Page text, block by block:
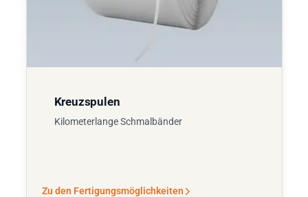
Kreuzspulen
Kilometerlange Schmalbänder
Zu den Fertigungsmöglichkeiten